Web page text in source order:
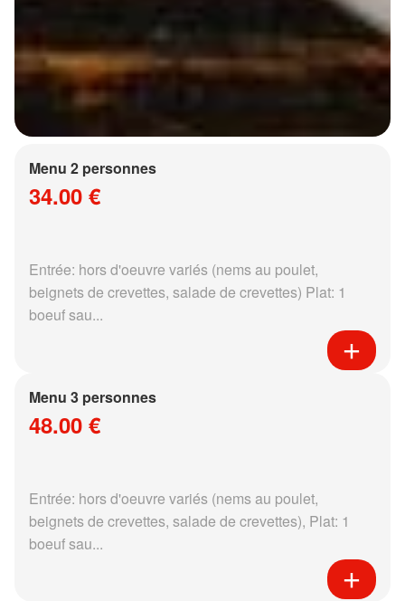
Menu 2 personnes
34.00 €
Entrée: hors d'oeuvre variés (nems au poulet,
beignets de crevettes, salade de crevettes) Plat: 1
boeuf sau...
Menu 3 personnes
48.00 €
Entrée: hors d'oeuvre variés (nems au poulet,
beignets de crevettes, salade de crevettes), Plat: 1
boeuf sau...